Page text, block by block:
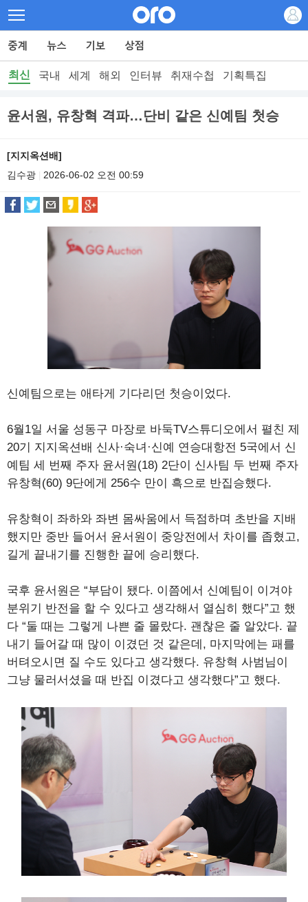
최신 국내 세계 해외 인터뷰 취재수첩 기획특집
윤서원, 유창혁 격파…단비 같은 신예팀 첫승
[지지옥션배]
김수광
2026-06-02 오전 00:59
신예팀으로는 애타게 기다리던 첫승이었다.
6월1일 서울 성동구 마장로 바둑TV스튜디오에서 펼친 제
20기 지지옥션배 신사·숙녀·신예 연승대항전 5국에서 신
예팀 세 번째 주자 윤서원(18) 2단이 신사팀 두 번째 주자
유창혁(60) 9단에게 256수 만이 흑으로 반집승했다.
유창혁이 좌하와 좌변 몸싸움에서 득점하며 초반을 지배
했지만 중반 들어서 윤서원이 중앙전에서 차이를 좁혔고,
길게 끝내기를 진행한 끝에 승리했다.
국후 윤서원은 “부담이 됐다. 이쯤에서 신예팀이 이겨야
분위기 반전을 할 수 있다고 생각해서 열심히 했다”고 했
다 “둘 때는 그렇게 나쁜 줄 몰랐다. 괜찮은 줄 알았다. 끝
내기 들어갈 때 많이 이겼던 것 같은데, 마지막에는 패를
버텨오시면 질 수도 있다고 생각했다. 유창혁 사범님이
그냥 물러서셨을 때 반집 이겼다고 생각했다”고 했다.